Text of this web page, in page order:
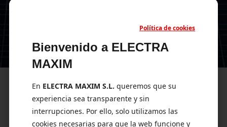
Profundizando en el Mantenimiento Solar
El mantenimiento de las instalaciones fotovoltaicas constituye
un aspecto crucial para preservar su funcionalidad y eficiencia
Política de cookies
Bienvenido a ELECTRA
MAXIM
En ELECTRA MAXIM S.L. queremos que su
experiencia sea transparente y sin
interrupciones. Por ello, solo utilizamos las
cookies necesarias para que la web funcione y